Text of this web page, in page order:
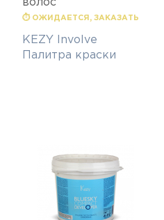
волос
⏱ ОЖИДАЕТСЯ, ЗАКАЗАТЬ
KEZY Involve
Палитра краски